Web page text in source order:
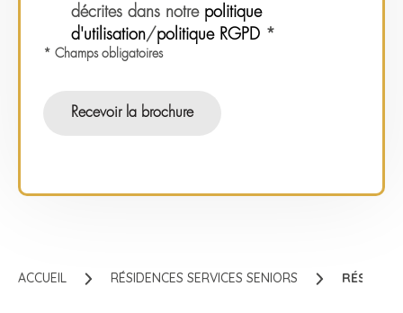
ACCUEIL RÉSIDENCES SERVICES SENIORS
décrites dans notre politique
d'utilisation/politique RGPD *
* Champs obligatoires
Recevoir la brochure